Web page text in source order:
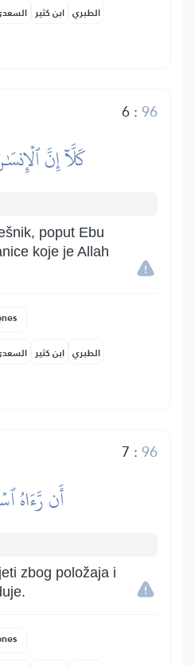
ابن كثير الطبري
6:96
كَلَّآ إِنَّ
poput Ebu
koje je Allah
ابن كثير الطبري
7 :96
أَن رَّءَاهُ
zbog položaja i